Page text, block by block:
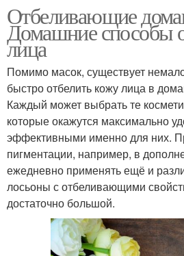
Отбеливающие
Домашние способы
лица
Помимо масок, существует
быстро отбелить кожу лица в
Каждый может выбрать те
которые окажутся максимально
эффективными именно для них.
пигментации, например, в
ежедневно применять ещё и
лосьоны с отбеливающими
достаточно большой.